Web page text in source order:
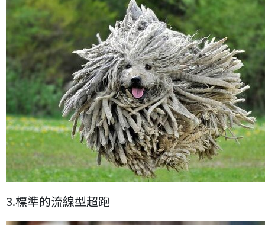
3.標準的流線型超跑